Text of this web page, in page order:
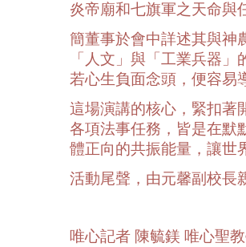
炎帝廟和七旗軍之天命與
簡董事於會中詳述其與神
「人文」與「工業兵器
若心生負面念頭，便容易
這場演講的核心，緊扣著
各項法事任務，皆是在默
體正向的共振能量，讓世
活動尾聲，由元馨副校長
唯心記者 陳毓鎂 唯心聖